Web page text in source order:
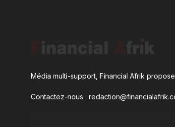
Média multi-support, Financial Afrik
Contactez-nous :